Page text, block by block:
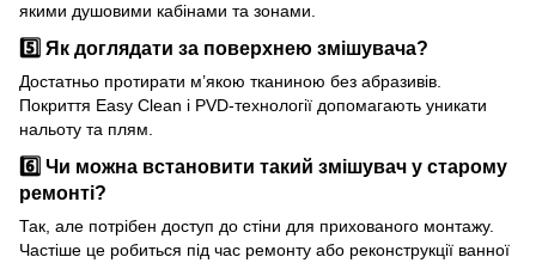
якими душовими кабінами та зонами.
5️⃣ Як доглядати за поверхнею змішувача?
Достатньо протирати м’якою тканиною без абразивів.
Покриття Easy Clean і PVD-технології допомагають уникати
нальоту та плям.
6️⃣ Чи можна встановити такий змішувач у старому
ремонті?
Так, але потрібен доступ до стіни для прихованого монтажу.
Частіше це робиться під час ремонту або реконструкції ванної